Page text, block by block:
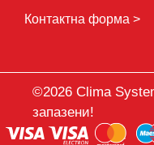
Контактна форма >
©2026 Clima
запазени!